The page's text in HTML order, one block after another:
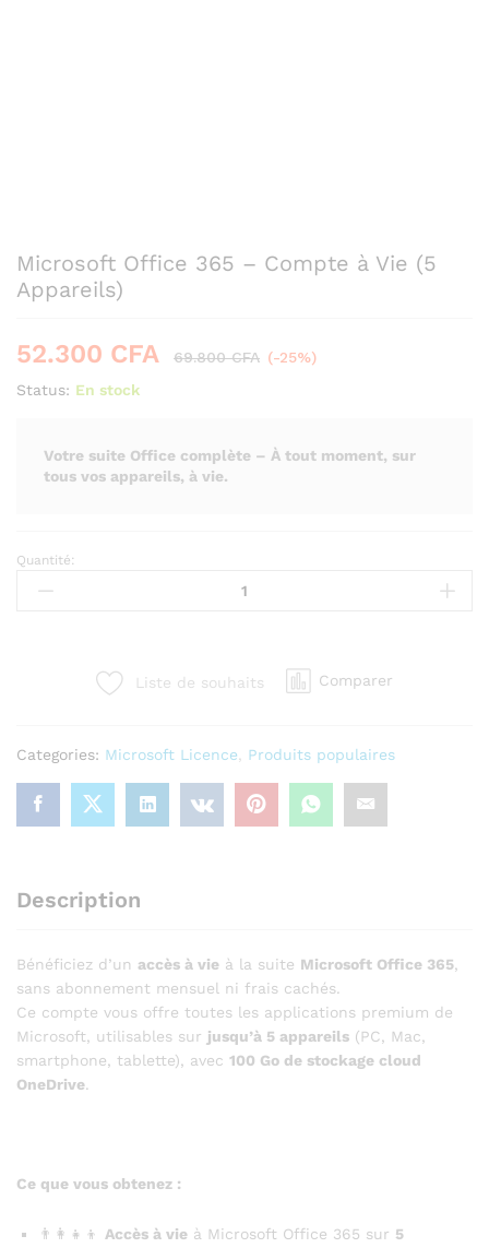
Microsoft Office 365 – Compte à Vie (5
Appareils)
52.300 CFA 69.800CFA (-25%)
Status: En stock
Votre suite Office complète – À tout moment, sur
tous vos appareils, à vie.
Microsoft
Office
Appareils)
quantity
Quantité:
Liste de souhaits Comparer
Categories: Microsoft Licence Produits populaires
Description
Bénéficiez d’un accès à vie à la suite Microsoft Office 365
sans abonnement mensuel ni frais cachés.
Ce compte vous offre toutes les applications premium de
Microsoft, utilisables sur jusqu’à 5 appareils (PC, Mac,
smartphone, tablette), avec 100 Go de stockage cloud
OneDrive.
Ce que vous obtenez :
👨‍👩‍👧‍👦 Accès à vie à Microsoft Office 365 sur 5